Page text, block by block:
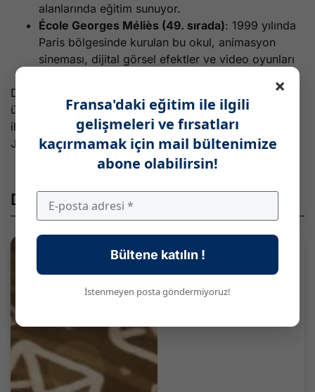
alanlarında eğitim sunuyor.
École Georges Méliès (49. sırada): 1999 yılında
Paris bölgesinde kurulan bu okul, animasyon
sineması, dijital görsel efektler ve video oyunları
Dünya genelinde Fransa, animasyon alanında en iyi
üçüncü ülke konumunda. Avustralya ve Birleşik Krallık
ile neredeyse aynı seviyede olan Fransa, Kanada, Çin,
Japonya ve Hindistan gibi ülkelerin önünde yer alıyor.
Diğer Paylaşımlar
×
Fransa'daki eğitim ile ilgili
gelişmeleri ve fırsatları
kaçırmamak için mail bültenimize
abone olabilirsin!
Bültene katılın !
İstenmeyen posta göndermiyoruz!